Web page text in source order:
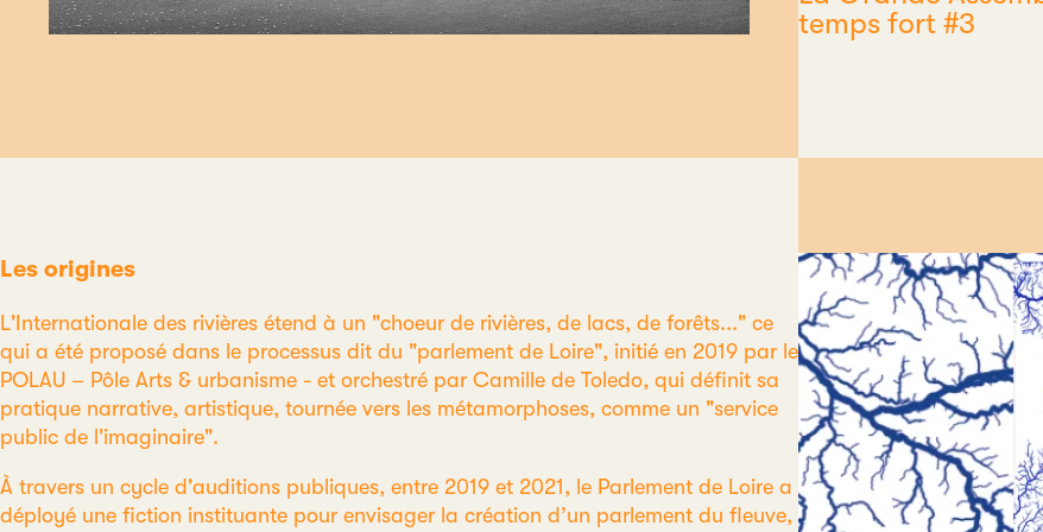
temps fort #3
Les origines
L'Internationale des rivières étend à un "choeur de rivières, de lacs, de forêts..." ce
qui a été proposé dans le processus dit du "parlement de Loire", initié en 2019 par le
POLAU – Pôle Arts & urbanisme - et orchestré par Camille de Toledo, qui définit sa
pratique narrative, artistique, tournée vers les métamorphoses, comme un "service
public de l'imaginaire".
À travers un cycle d'auditions publiques, entre 2019 et 2021, le Parlement de Loire a
déployé une fiction instituante pour envisager la création d’un parlement du fleuve,